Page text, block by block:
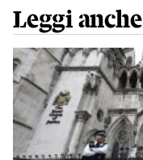
Leggi anche